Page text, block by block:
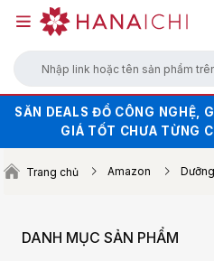
Nhập link hoặc tên sản phẩm
HÀNG HOT XẢ KHO - GIÁ
ĐÁY
SĂN DEALS ĐỒ CÔNG NGHỆ,
GIÁ TỐT CHƯA TỪNG
SĂN VOUCHER UP TO 100K
TRÊN WEB (NHẤN ĐỂ LẤY
Trang chủ Amazon
DANH MỤC SẢN PHẨM